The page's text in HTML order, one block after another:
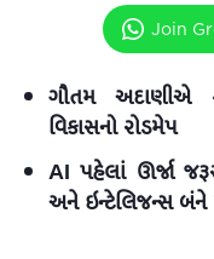
Join
ગૌતમ અદાણીએ
વિકાસનો રોડમેપ
AI પહેલાં ઊર્જા
અને ઇન્ટેલિજન્સ બંને